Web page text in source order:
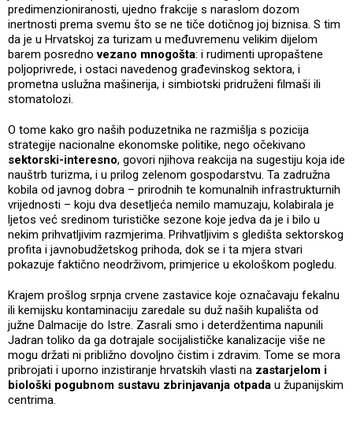
predimenzioniranosti, ujedno frakcije s naraslom dozom
inertnosti prema svemu što se ne tiče dotičnog joj biznisa. S tim
da je u Hrvatskoj za turizam u međuvremenu velikim dijelom
barem posredno vezano mnogošta: i rudimenti upropaštene
poljoprivrede, i ostaci navedenog građevinskog sektora, i
prometna uslužna mašinerija, i simbiotski pridruženi filmaši ili
stomatolozi.
O tome kako gro naših poduzetnika ne razmišlja s pozicija
strategije nacionalne ekonomske politike, nego očekivano
sektorski-interesno, govori njihova reakcija na sugestiju koja ide
nauštrb turizma, i u prilog zelenom gospodarstvu. Ta zadružna
kobila od javnog dobra – prirodnih te komunalnih infrastrukturnih
vrijednosti – koju dva desetljeća nemilo mamuzaju, kolabirala je
ljetos već sredinom turističke sezone koje jedva da je i bilo u
nekim prihvatljivim razmjerima. Prihvatljivim s gledišta sektorskog
profita i javnobudžetskog prihoda, dok se i ta mjera stvari
pokazuje faktično neodrživom, primjerice u ekološkom pogledu.
Krajem prošlog srpnja crvene zastavice koje označavaju fekalnu
ili kemijsku kontaminaciju zaredale su duž naših kupališta od
južne Dalmacije do Istre. Zasrali smo i deterdžentima napunili
Jadran toliko da ga dotrajale socijalističke kanalizacije više ne
mogu držati ni približno dovoljno čistim i zdravim. Tome se mora
pribrojati i uporno inzistiranje hrvatskih vlasti na zastarjelom i
biološki pogubnom sustavu zbrinjavanja otpada u županijskim
centrima.